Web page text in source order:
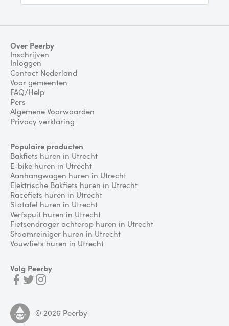
Over Peerby
Inschrijven
Inloggen
Contact Nederland
Voor gemeenten
FAQ/Help
Pers
Algemene Voorwaarden
Privacy verklaring
Populaire producten
Bakfiets huren in Utrecht
E-bike huren in Utrecht
Aanhangwagen huren in Utrecht
Elektrische Bakfiets huren in Utrecht
Racefiets huren in Utrecht
Statafel huren in Utrecht
Verfspuit huren in Utrecht
Fietsendrager achterop huren in Utrecht
Stoomreiniger huren in Utrecht
Vouwfiets huren in Utrecht
Volg Peerby
© 2026 Peerby